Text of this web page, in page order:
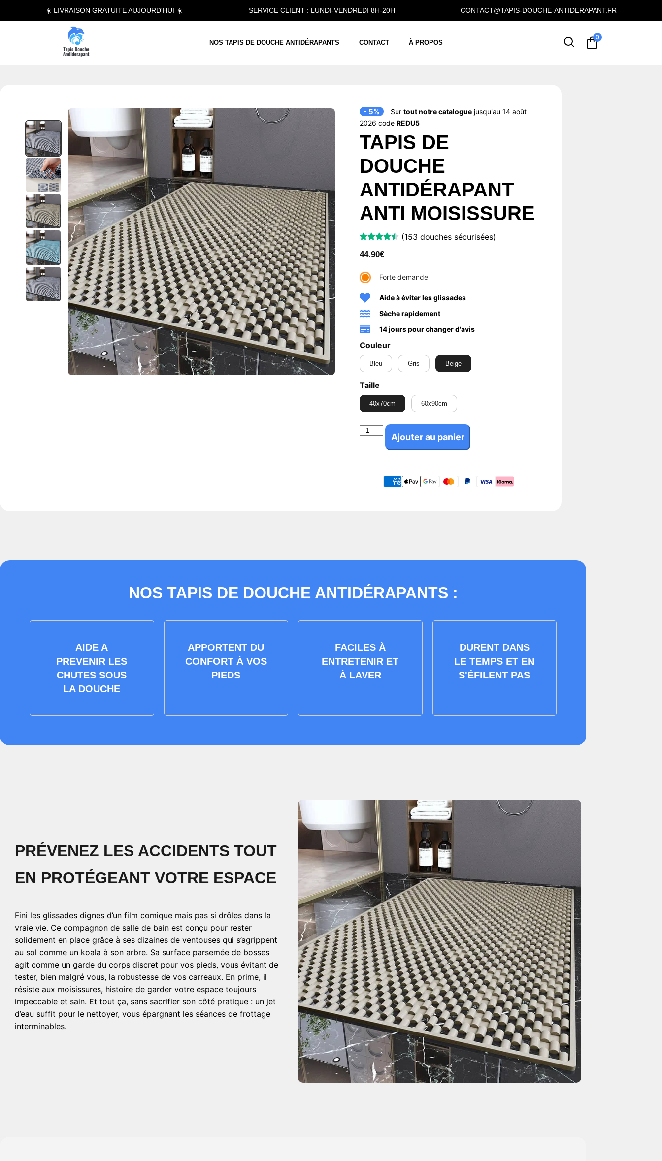
☀️ LIVRAISON GRATUITE AUJOURD'HUI ☀️ SERVICE CLIENT : LUNDI-VENDREDI 8H-20H CONTACT@TAPIS-DOUCHE-ANTIDERAPANT.FR
NOS TAPIS DE DOUCHE ANTIDÉRAPANTS CONTACT À PROPOS
0
- 5% Sur tout notre cataloguejusqu'au 14 août
2026 code REDU5
TAPIS DE
DOUCHE
ANTIDÉRAPANT
ANTI MOISISSURE
(153 douches sécurisées)
44.90€
Forte demande
Aide à éviter les glissades
Sèche rapidement
14 jours pour changer d'avis
Couleur
Bleu Gris Beige
Taille
40x70cm 60x90cm
Ajouter au panier
NOS TAPIS DE DOUCHE ANTIDÉRAPANTS :
AIDE A
PREVENIR LES
CHUTES SOUS
LA DOUCHE
APPORTENT DU
CONFORT À VOS
PIEDS
FACILES À
ENTRETENIR ET
À LAVER
DURENT DANS
LE TEMPS ET EN
S'ÉFILENT PAS
PRÉVENEZ LES ACCIDENTS TOUT
EN PROTÉGEANT VOTRE ESPACE
Fini les glissades dignes d’un film comique mais pas si drôles dans la
vraie vie. Ce compagnon de salle de bain est conçu pour rester
solidement en place grâce à ses dizaines de ventouses qui s’agrippent
au sol comme un koala à son arbre. Sa surface parsemée de bosses
agit comme un garde du corps discret pour vos pieds, vous évitant de
tester, bien malgré vous, la robustesse de vos carreaux. En prime, il
résiste aux moisissures, histoire de garder votre espace toujours
impeccable et sain. Et tout ça, sans sacrifier son côté pratique : un jet
d’eau suffit pour le nettoyer, vous épargnant les séances de frottage
interminables.